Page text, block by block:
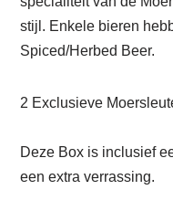
stijl. Enkele bieren
Spiced/Herbed Beer.
2 Exclusieve
Deze Box is inclusief
een extra verrassing.